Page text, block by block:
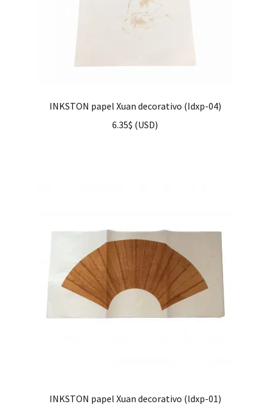
INKSTON papel Xuan decorativo (Idxp-04)
6.35$ (USD)
INKSTON papel Xuan decorativo (ldxp-01)